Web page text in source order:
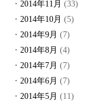
2014年11月 (33)
2014年10月 (5)
2014年9月 (7)
2014年8月 (4)
2014年7月 (7)
2014年6月 (7)
2014年5月 (11)